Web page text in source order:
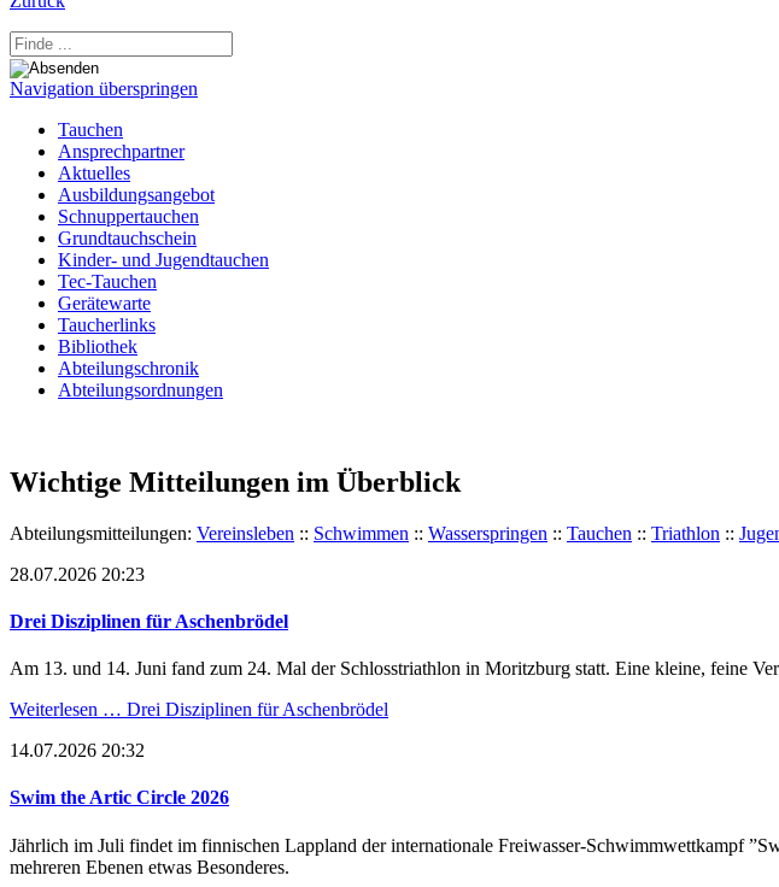
Navigation überspringen
Tauchen
Ansprechpartner
Aktuelles
Ausbildungsangebot
Schnuppertauchen
Grundtauchschein
Kinder- und Jugendtauchen
Tec-Tauchen
Gerätewarte
Taucherlinks
Bibliothek
Abteilungschronik
Abteilungsordnungen
Wichtige Mitteilungen im Überblick
Abteilungsmitteilungen: Vereinsleben :: Schwimmen :: Wasserspringen :: Tauchen :: Triathlon ::
28.07.2026 20:23
Drei Disziplinen für Aschenbrödel
Am 13. und 14. Juni fand zum 24. Mal der Schlosstriathlon in Moritzburg statt. Eine kleine, feine
Weiterlesen … Drei Disziplinen für Aschenbrödel
14.07.2026 20:32
Swim the Artic Circle 2026
Jährlich im Juli findet im finnischen Lappland der internationale Freiwasser-Schwimmwettkampf
mehreren Ebenen etwas Besonderes.